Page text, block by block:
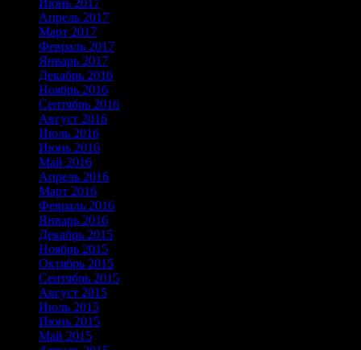
Июнь 2017
Апрель 2017
Март 2017
Февраль 2017
Январь 2017
Декабрь 2016
Ноябрь 2016
Сентябрь 2016
Август 2016
Июль 2016
Июнь 2016
Май 2016
Апрель 2016
Март 2016
Февраль 2016
Январь 2016
Декабрь 2015
Ноябрь 2015
Октябрь 2015
Сентябрь 2015
Август 2015
Июль 2015
Июнь 2015
Май 2015